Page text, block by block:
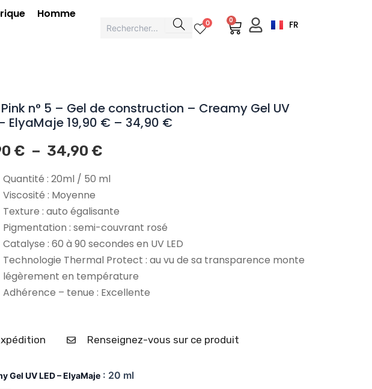
Homme
0 0 Cart FR
n° 5 – Gel de construction – Creamy Gel UV
– ElyaMaje 19,90 € – 34,90 €
€ – 34,90 €
prix :
à
34,90 €
Quantité : 20ml / 50 ml
Viscosité : Moyenne
Texture : auto égalisante
Pigmentation : semi-couvrant rosé
Catalyse : 60 à 90 secondes en UV LED
Technologie Thermal Protect : au vu de sa transparence monte
légèrement en température
Adhérence – tenue : Excellente
Renseignez-vous sur ce produit
Gel UV LED – ElyaMaje : 20 ml
quantité
de